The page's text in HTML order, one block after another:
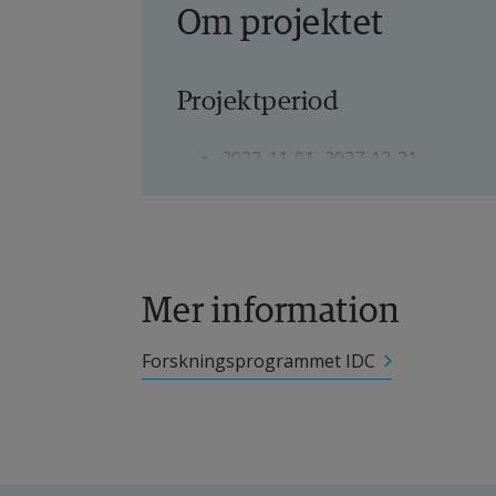
Om projektet
Projektperiod
2023-11-01–2027-12-31
Andra deltagande forskare
Mer information
Forskningsprogrammet IDC